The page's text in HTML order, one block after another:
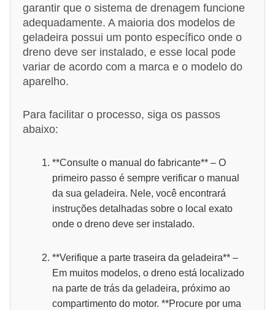
garantir que o sistema de drenagem funcione
adequadamente. A maioria dos modelos de
geladeira possui um ponto específico onde o
dreno deve ser instalado, e esse local pode
variar de acordo com a marca e o modelo do
aparelho.
Para facilitar o processo, siga os passos
abaixo:
**Consulte o manual do fabricante** – O
primeiro passo é sempre verificar o manual
da sua geladeira. Nele, você encontrará
instruções detalhadas sobre o local exato
onde o dreno deve ser instalado.
**Verifique a parte traseira da geladeira** –
Em muitos modelos, o dreno está localizado
na parte de trás da geladeira, próximo ao
compartimento do motor. **Procure por uma